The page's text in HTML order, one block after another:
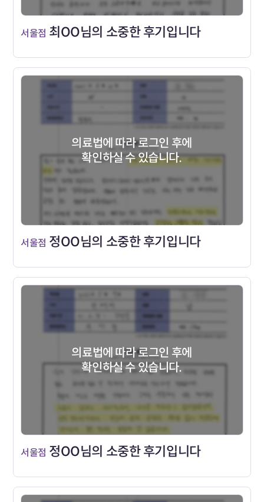
서울점 최OO님의 소중한 후기입니다
의료법에 따라 로그인 후에
확인하실 수 있습니다.
서울점 정OO님의 소중한 후기입니다
의료법에 따라 로그인 후에
확인하실 수 있습니다.
서울점 정OO님의 소중한 후기입니다